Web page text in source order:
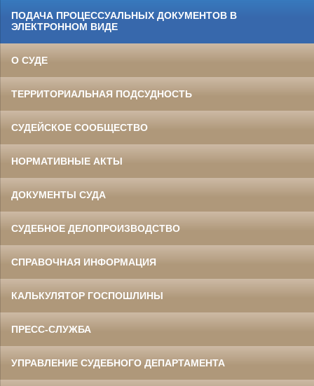
ПОДАЧА ПРОЦЕССУАЛЬНЫХ ДОКУМЕНТОВ В
ЭЛЕКТРОННОМ ВИДЕ
О СУДЕ
ТЕРРИТОРИАЛЬНАЯ ПОДСУДНОСТЬ
СУДЕЙСКОЕ СООБЩЕСТВО
НОРМАТИВНЫЕ АКТЫ
ДОКУМЕНТЫ СУДА
СУДЕБНОЕ ДЕЛОПРОИЗВОДСТВО
СПРАВОЧНАЯ ИНФОРМАЦИЯ
КАЛЬКУЛЯТОР ГОСПОШЛИНЫ
ПРЕСС-СЛУЖБА
УПРАВЛЕНИЕ СУДЕБНОГО ДЕПАРТАМЕНТА